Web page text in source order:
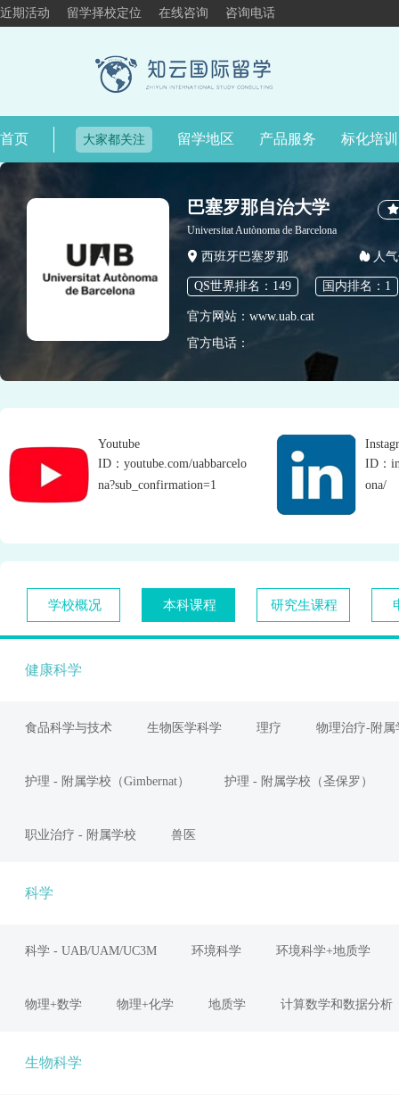
近期活动 留学择校定位 在线咨询 咨询电话
首页 大家都关注 留学地区 产品服务 标化培训
巴塞罗那自治大学
Universitat Autònoma de Barcelona
西班牙巴塞罗那 人
QS世界排名：149 国内排名：1
官方网站：www.uab.cat
官方电话：
Youtube
ID：youtube.com/uabbarcelo
na?sub_confirmation=1
ID：
ona/
学校概况 本科课程 研究生课程
健康科学
食品科学与技术 生物医学科学 理疗 物理治疗-附属
护理 - 附属学校（Gimbernat） 护理 - 附属学校（圣保罗）
职业治疗 - 附属学校 兽医
科学
科学 - UAB/UAM/UC3M 环境科学 环境科学+地质学
物理+数学 物理+化学 地质学 计算数学和数据分析
生物科学